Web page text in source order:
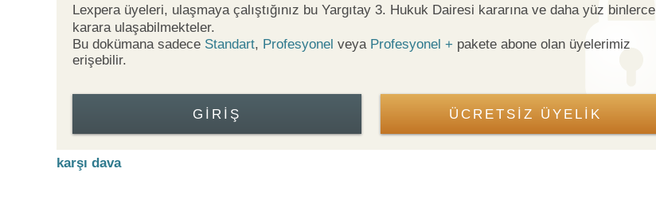
Lexpera üyeleri, ulaşmaya çalıştığınız bu Yargıtay 3. Hukuk Dairesi kararına ve daha yüz binlerce
karara ulaşabilmekteler.
Bu dokümana sadece Standart, Profesyonel veya Profesyonel + pakete abone olan üyelerimiz
erişebilir.
GIRIŞ ÜCRETSİZ ÜYELİK
karşı dava